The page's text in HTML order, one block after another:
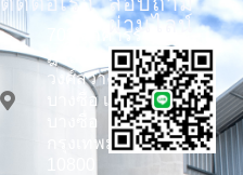
703 อาคารรัช
ฎาสวีท ถนน
วงศ์สว่าง แขวง
บางซื่อ เขต
บางซื่อ
กรุงเทพมหานคร
ผ่านไลน์